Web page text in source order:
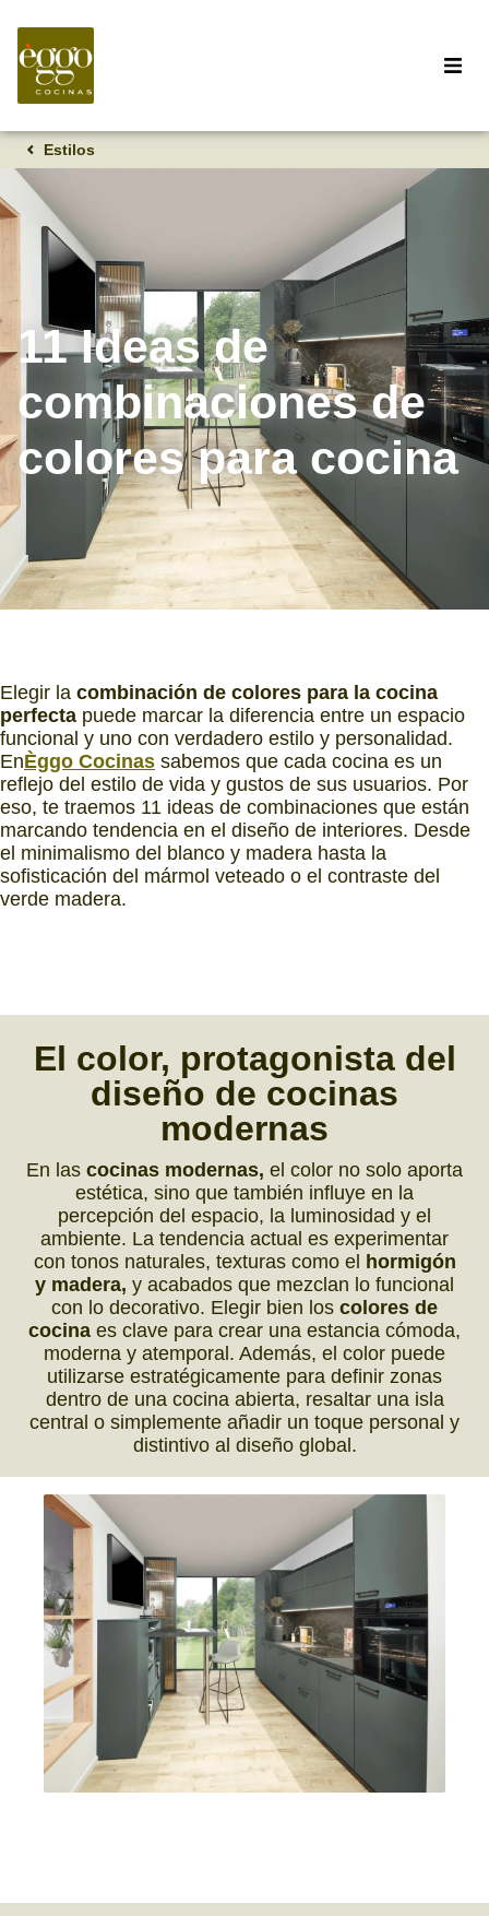
Estilos
11 Ideas de
combinaciones de
colores para cocina
Elegir la combinación de colores para la cocina
perfecta puede marcar la diferencia entre un espacio
funcional y uno con verdadero estilo y personalidad.
EnÈggo Cocinas sabemos que cada cocina es un
reflejo del estilo de vida y gustos de sus usuarios. Por
eso, te traemos 11 ideas de combinaciones que están
marcando tendencia en el diseño de interiores. Desde
el minimalismo del blanco y madera hasta la
sofisticación del mármol veteado o el contraste del
verde madera.
El color, protagonista del
diseño de cocinas
modernas
En las cocinas modernas, el color no solo aporta
estética, sino que también influye en la
percepción del espacio, la luminosidad y el
ambiente. La tendencia actual es experimentar
con tonos naturales, texturas como el hormigón
y madera, y acabados que mezclan lo funcional
con lo decorativo. Elegir bien los colores de
cocina es clave para crear una estancia cómoda,
moderna y atemporal. Además, el color puede
utilizarse estratégicamente para definir zonas
dentro de una cocina abierta, resaltar una isla
central o simplemente añadir un toque personal y
distintivo al diseño global.